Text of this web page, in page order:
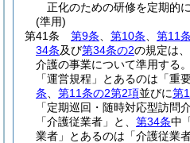
正化のための研修を定期的
(準用)
第41条
第9条 第10条 第11
34条及び第34条の2の規定は
介護の事業について準用する。
「運営規程」とあるのは「重
条
第11条の2第2項並びに第
「定期巡回・随時対応型訪問
「介護従業者」と、 第34条中
業者」とあるのは「介護従業者